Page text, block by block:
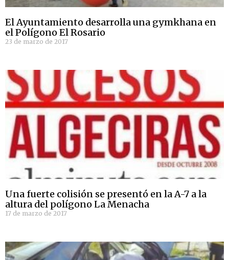
El Ayuntamiento desarrolla una gymkhana en
el Polígono El Rosario
23 de marzo de 2017
Una fuerte colisión se presentó en la A-7 a la
altura del polígono La Menacha
17 de marzo de 2017